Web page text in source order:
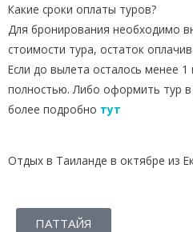
Какие сроки оплаты туров?
Для бронирования необходимо
стоимости тура, остаток
Если до вылета осталось менее
полностью. Либо оформить тур
более подробно тут
Отдых в Таиланде в октябре из
ПАТТАЙЯ